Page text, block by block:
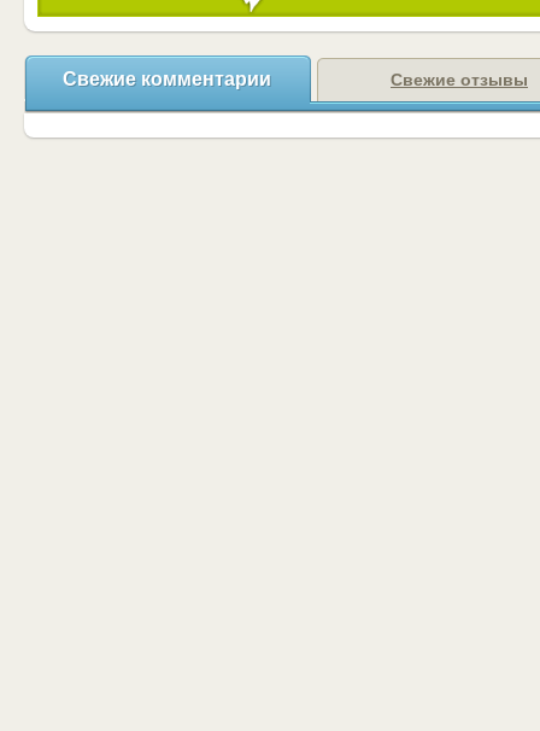
Свежие комментарии Свежие отзывы